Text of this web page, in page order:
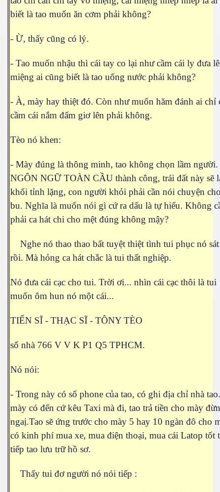
biết là tao muốn ăn cơm phải không?
- Ừ, thấy cũng có lý.
- Tao muốn nhậu thì cái tay co lại như cầm cái ly đưa
miệng ai cũng biết là tao uống nước phải không?
- À, mày hay thiệt đó. Còn như muốn hăm đánh ai chỉ
cầm cái nắm đấm giơ lên phải không.
Tèo nó khen:
- Mày đúng là thông minh, tao không chọn lầm
NGÔN NGỮ TOÀN CẦU thành công, trái đất này sẽ
khối tỉnh lặng, con người khỏi phải cần nói chuyện
bu. Nghĩa là muốn nói gì cứ ra dấu là tự hiểu. Không
phải ca hát chi cho mệt đúng không mậy?
Nghe nó thao thao bất tuyệt thiệt tình tui phục nó
rồi. Mà hỏng ca hát chắc là tui thất nghiệp.
Nó đưa cái cạc cho tui. Trời ơi... nhìn cái cạc thôi là tui
muốn ôm hun nó một cái...
TIẾN SĨ - THẠC SĨ - TÔNY TÈO
số nhà 766 V V K P1 Q5 TPHCM.
Nó nói:
- Trong này có số phone của tao, có ghi địa chỉ nhà
mày có đến cứ kêu Taxi mà đi, tao trả tiền cho mày
ngaị.Tao sẽ ứng trước cho mày 5 hay 10 ngàn đô cho
có kinh phí mua xe, mua điện thoại, mua cái Latop tốt
tiếp tao lưu trữ hồ sơ.
Thấy tui đơ người nó nói tiếp :
24
27
28